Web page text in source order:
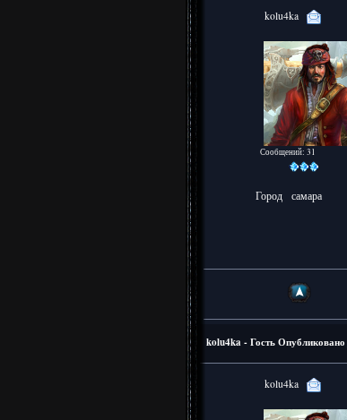
kolu4ka
Сообщений: 31
Город самара
kolu4ka - ГостьОпубликовано
kolu4ka